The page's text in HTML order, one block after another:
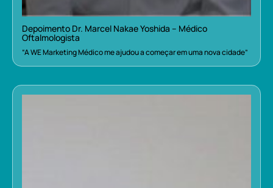
Depoimento Dr. Marcel Nakae Yoshida – Médico
Oftalmologista
“A WE Marketing Médico me ajudou a começar em uma nova cidade”